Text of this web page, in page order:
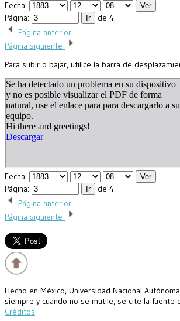
Fecha:
Página:
de 4
Página anterior
Página siguiente
Para subir o bajar, utilice la barra de
Fecha:
Página:
de 4
Página anterior
Página siguiente
Hecho en México, Universidad Nacional
siempre y cuando no se mutile, se cite la
Créditos